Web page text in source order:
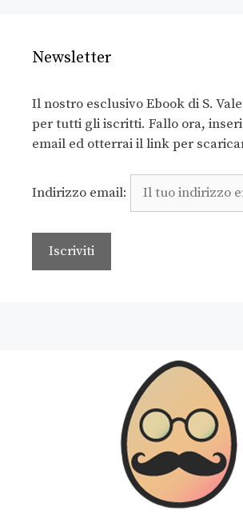
Newsletter
Il nostro esclusivo Ebook di S.
per tutti gli iscritti. Fallo ora,
email ed otterrai il link per
Indirizzo email: